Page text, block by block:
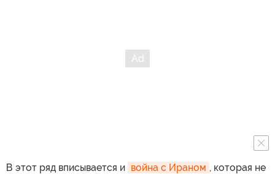
В этот ряд вписывается и война с Ираном , которая не